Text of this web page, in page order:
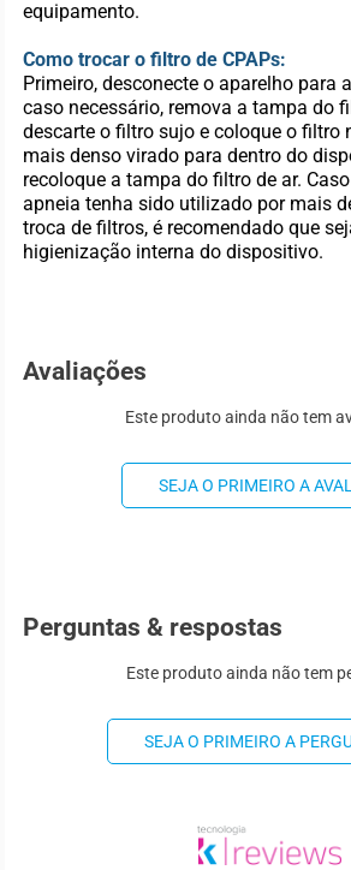
equipamento.
Como trocar o filtro de CPAPs:
Primeiro, desconecte o aparelho para
caso necessário, remova a tampa do
descarte o filtro sujo e coloque o filtro
mais denso virado para dentro do
recoloque a tampa do filtro de ar.
apneia tenha sido utilizado por mais
troca de filtros, é recomendado que
higienização interna do dispositivo.
Avaliações
Este produto ainda não tem
SEJA O PRIMEIRO A
Perguntas & respostas
Este produto ainda não tem
SEJA O PRIMEIRO A